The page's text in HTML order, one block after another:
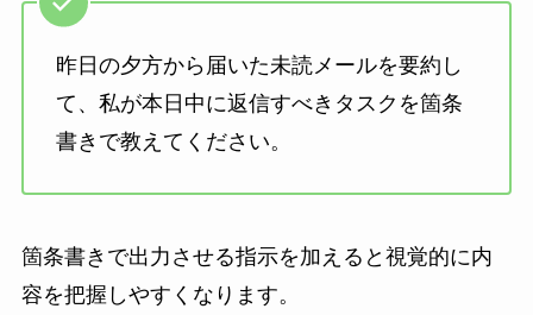
昨日の夕方から届いた未読メールを要約し
て、私が本日中に返信すべきタスクを箇条
書きで教えてください。
箇条書きで出力させる指示を加えると視覚的に内
容を把握しやすくなります。